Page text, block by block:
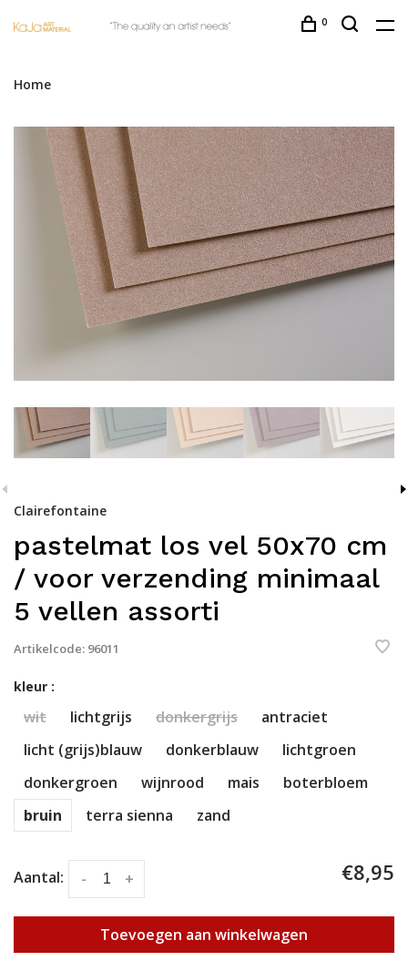
0
Home
Clairefontaine
pastelmat los vel 50x70 cm
/ voor verzending minimaal
5 vellen assorti
Artikelcode: 96011
kleur :
wit lichtgrijs donkergrijs
antraciet
licht (grijs)blauw
donkerblauw
lichtgroen
donkergroen
wijnrood mais
boterbloem
bruin
terra sienna zand
Aantal: +
- €8,95
Toevoegen aan winkelwagen